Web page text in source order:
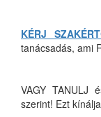
KÉRJ
tanácsadás, ami
VAGY TANULJ
szerint! Ezt